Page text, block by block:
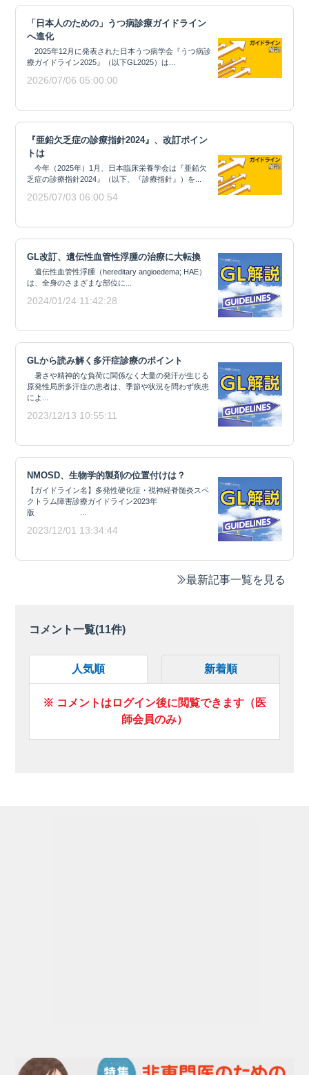
「日本人のための」うつ病診療ガイドライン
へ進化
2025年12月に発表された日本うつ病学会『うつ病診
療ガイドライン2025』（以下GL2025）は...
2026/07/06 05:00:00
『亜鉛欠乏症の診療指針2024』、改訂ポイン
トは
今年（2025年）1月、日本臨床栄養学会は『亜鉛欠
乏症の診療指針2024』（以下、『診療指針』）を...
2025/07/03 06:00:54
GL改訂、遺伝性血管性浮腫の治療に大転換
遺伝性血管性浮腫（hereditary angioedema; HAE）
は、全身のさまざまな部位に...
2024/01/24 11:42:28
GLから読み解く多汗症診療のポイント
暑さや精神的な負荷に関係なく大量の発汗が生じる
原発性局所多汗症の患者は、季節や状況を問わず疾患
によ...
2023/12/13 10:55:11
NMOSD、生物学的製剤の位置付けは？
【ガイドライン名】多発性硬化症・視神経脊髄炎スペ
クトラム障害診療ガイドライン2023年
版 ...
2023/12/01 13:34:44
最新記事一覧を見る
コメント一覧(11件)
人気順 新着順
※ コメントはログイン後に閲覧できます（医
師会員のみ）